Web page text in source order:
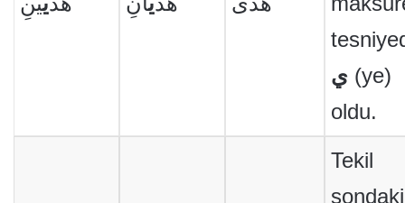
ي (ye)
oldu.
Tekil
sondaki